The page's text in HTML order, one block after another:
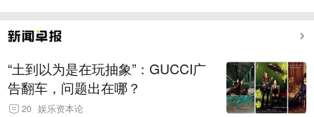
“土到以为是在玩抽象”：GUCCI广
告翻车，问题出在哪？
20 娱乐资本论